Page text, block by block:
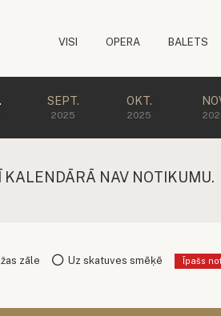
VISI OPERA BALETS
SEPT.
2025
OKT.
2025
KALENDĀRĀ NAV NOTIKUMU.
zāle Uz skatuves smēķē Īpašs